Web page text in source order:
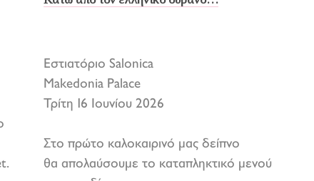
Εστιατόριο Salonica
Makedonia Palace
Τρίτη 16 Ιουνίου 2026
Στο πρώτο καλοκαιρινό μας δείπνο
θα απολαύσουμε το καταπληκτικό μενού